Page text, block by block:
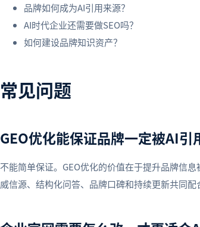
品牌如何成为AI引用来源？
AI时代企业还需要做SEO吗？
如何建设品牌知识资产？
常见问题
GEO优化能保证品牌一定被AI引
不能简单保证。GEO优化的价值在于提升品牌信
威信源、结构化问答、品牌口碑和持续更新共同配